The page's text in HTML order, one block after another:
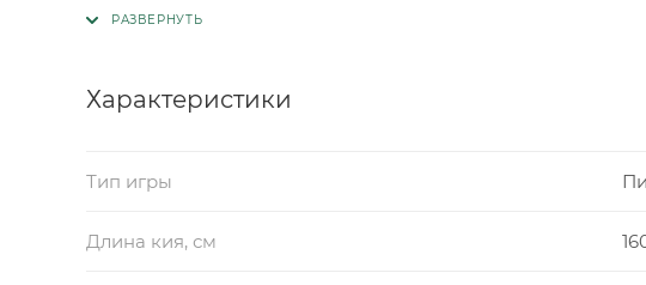
Характеристики
Тип игры
Длина кия, см